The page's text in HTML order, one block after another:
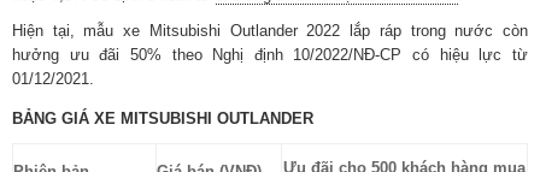
Hiện tại, mẫu xe Mitsubishi Outlander 2022 lắp ráp trong nước còn
hưởng ưu đãi 50% theo Nghị định 10/2022/NĐ-CP có hiệu lực từ
01/12/2021.
BẢNG GIÁ XE MITSUBISHI OUTLANDER
Ưu đãi cho 500 khách hàng mua